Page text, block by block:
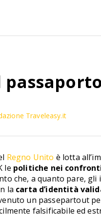
Traveleasy.it
Regno Unito è lotta
le politiche nei
che, a quanto pare,
la carta d’identità
un passepartout
falsificabile ed